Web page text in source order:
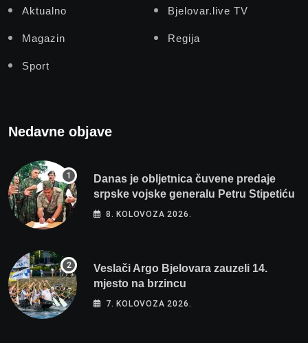
Aktualno Bjelovar.live TV
Magazin Regija
Sport
Nedavne objave
Danas je obljetnica čuvene predaje
srpske vojske generalu Petru Stipetiću
8. KOLOVOZA 2026.
Veslači Argo Bjelovara zauzeli 14.
mjesto na brzincu
7. KOLOVOZA 2026.